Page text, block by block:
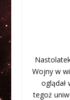
Wojny w
oglądał
tegoż